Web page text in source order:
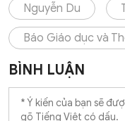
Nguyễn Du
Báo Giáo dục và
BÌNH LUẬN